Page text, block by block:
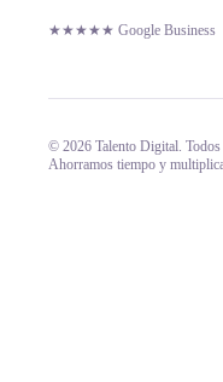
★★★★★ Google Business
© 2026 Talento Digital. Todos
Ahorramos tiempo y